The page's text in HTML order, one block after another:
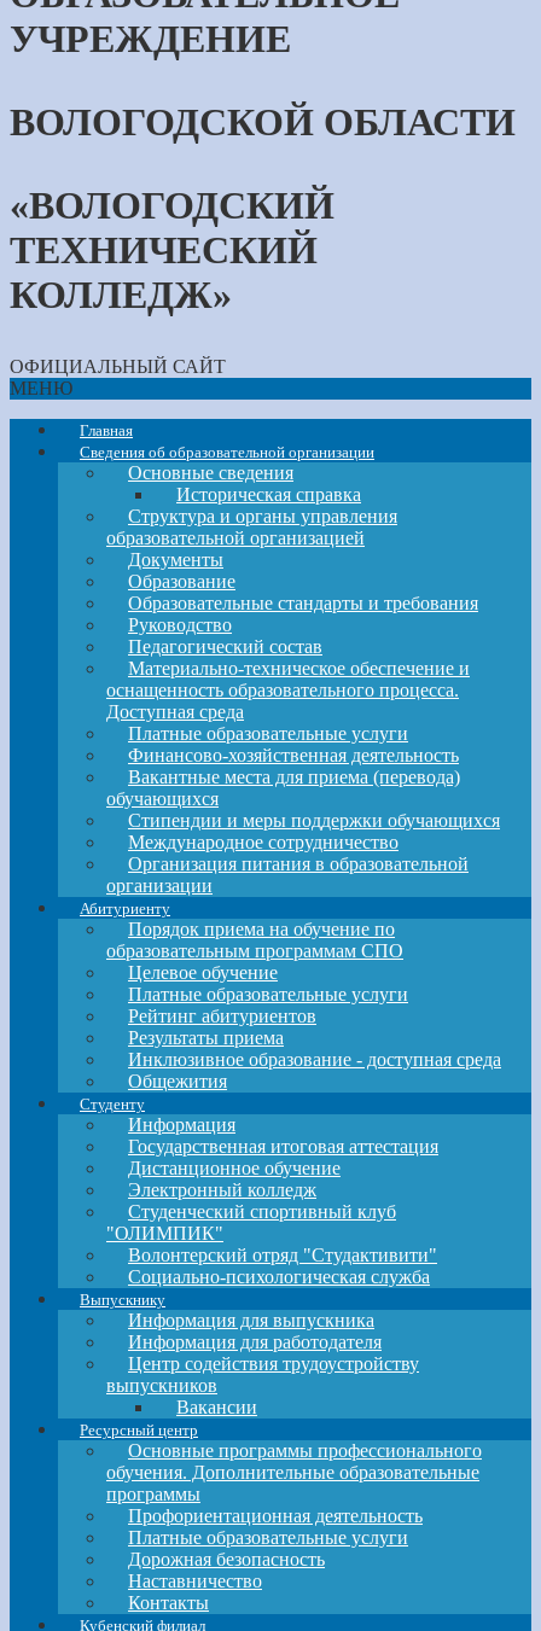
УЧРЕЖДЕНИЕ
ВОЛОГОДСКОЙ ОБЛАСТИ
«ВОЛОГОДСКИЙ
ТЕХНИЧЕСКИЙ
КОЛЛЕДЖ»
ОФИЦИАЛЬНЫЙ САЙТ
МЕНЮ
Главная
Сведения об образовательной организации
Основные сведения
Историческая справка
Структура и органы управления
образовательной организацией
Документы
Образование
Образовательные стандарты и требования
Руководство
Педагогический состав
Материально-техническое обеспечение и
оснащенность образовательного процесса.
Доступная среда
Платные образовательные услуги
Финансово-хозяйственная деятельность
Вакантные места для приема (перевода)
обучающихся
Стипендии и меры поддержки обучающихся
Международное сотрудничество
Организация питания в образовательной
организации
Абитуриенту
Порядок приема на обучение по
образовательным программам СПО
Целевое обучение
Платные образовательные услуги
Рейтинг абитуриентов
Результаты приема
Инклюзивное образование - доступная среда
Общежития
Студенту
Информация
Государственная итоговая аттестация
Дистанционное обучение
Электронный колледж
Студенческий спортивный клуб
"ОЛИМПИК"
Волонтерский отряд "Студактивити"
Социально-психологическая служба
Выпускнику
Информация для выпускника
Информация для работодателя
Центр содействия трудоустройству
выпускников
Вакансии
Ресурсный центр
Основные программы профессионального
обучения. Дополнительные образовательные
программы
Профориентационная деятельность
Платные образовательные услуги
Дорожная безопасность
Наставничество
Контакты
Кубенский филиал